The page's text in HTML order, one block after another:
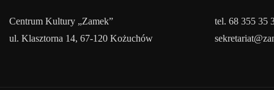
Centrum Kultury „Zamek”
ul. Klasztorna 14, 67-120 Kożuchów
tel. 68 355 35